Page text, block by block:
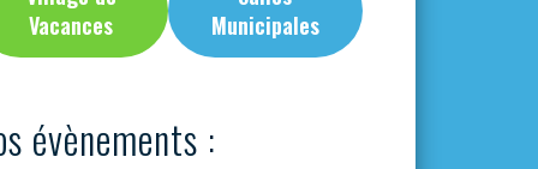
Vacances
Municipales
évènements :